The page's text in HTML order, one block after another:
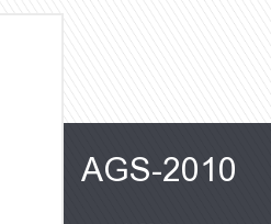
AGS-2010